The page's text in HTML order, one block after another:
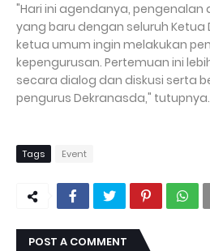
"Hari ini agendanya, pengenalan
yang baru dengan seluruh Ketua
ketua umum ingin melakukan
kepengurusan. Pertemuan ini
secara dialog dan diskusi serta
pengurus Dekranasda," tutupnya.
Tags Event
POST A COMMENT